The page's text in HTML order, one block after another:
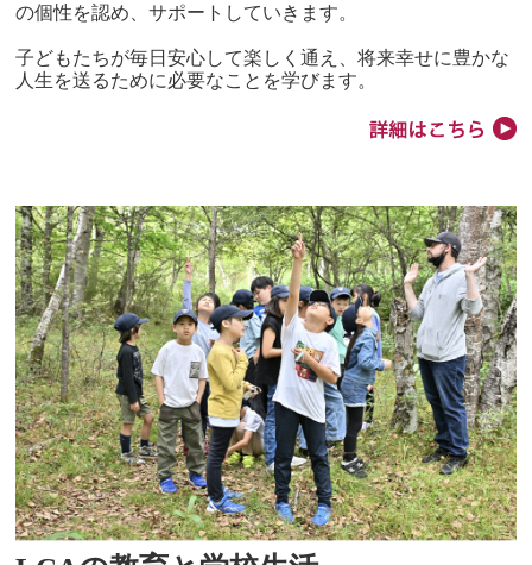
の個性を認め、サポートしていきます。
子どもたちが毎日安心して楽しく通え、将来幸せに豊かな
人生を送るために必要なことを学びます。